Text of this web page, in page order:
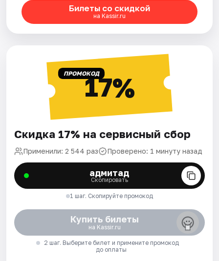
Билеты со скидкой
на Kassir.ru
ПРОМОКОД17%
Скидка 17% на сервисный сбор
Применили: 2 544 раз Проверено: 1 минуту назад
адмитад
Скопировать
1 шаг. Скопируйте промокод
Купить билеты
на Kassir.ru
2 шаг. Выберите билет и примените промокод
до оплаты